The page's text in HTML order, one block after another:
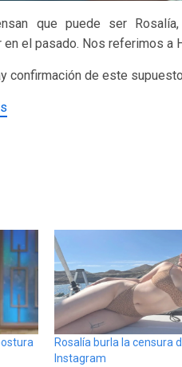
que puede ser
el pasado. Nos referimos a
confirmación de este
Rosalía burla la censura
Instagram